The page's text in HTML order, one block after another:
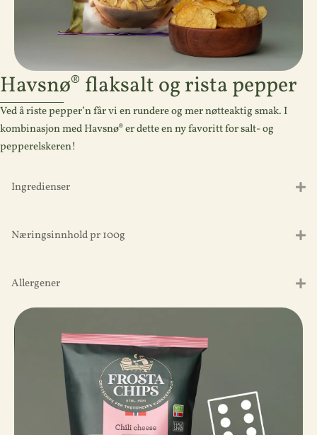
Havsnø® flaksalt og rista pepper
Ved å riste pepper’n får vi en rundere og mer nøtteaktig smak. I
kombinasjon med Havsnø® er dette en ny favoritt for salt- og
pepperelskeren!
Ingredienser
Næringsinnhold pr 100g
Allergener